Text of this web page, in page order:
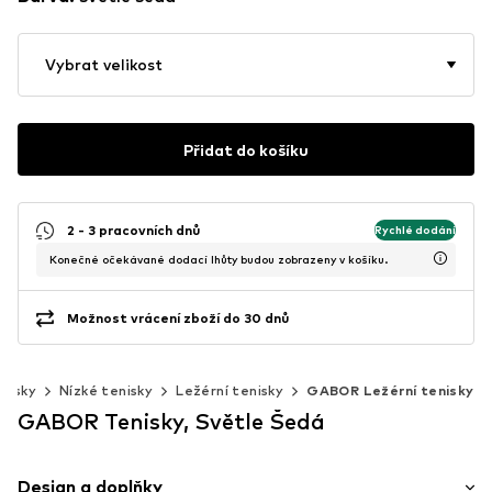
Vybrat velikost
Přidat do košíku
2 - 3 pracovních dnů Rychlé dodání
Konečné očekávané dodací lhůty budou zobrazeny v košíku.
Možnost vrácení zboží do 30 dnů
Nízké tenisky Ležérní tenisky GABOR Ležérní tenisky
GABOR Tenisky, Světle Šedá
Design a doplňky